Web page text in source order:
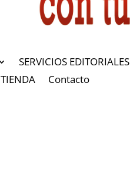
SERVICIOS EDITORIALES
TIENDA Contacto